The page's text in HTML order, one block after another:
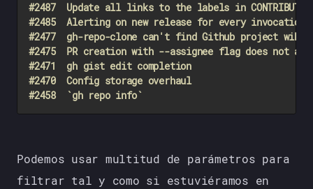
#2487  Update all links to the labels in
#2485  Alerting on new release for every
#2477  gh-repo-clone can't find Github project
#2475  PR creation with --assignee flag
#2471  gh gist edit completion
#2470  Config storage overhaul
#2458  `gh repo info`
Podemos usar multitud de parámetros para
filtrar tal y como si estuviéramos en